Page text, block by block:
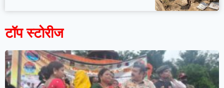
टॉप स्टोरीज